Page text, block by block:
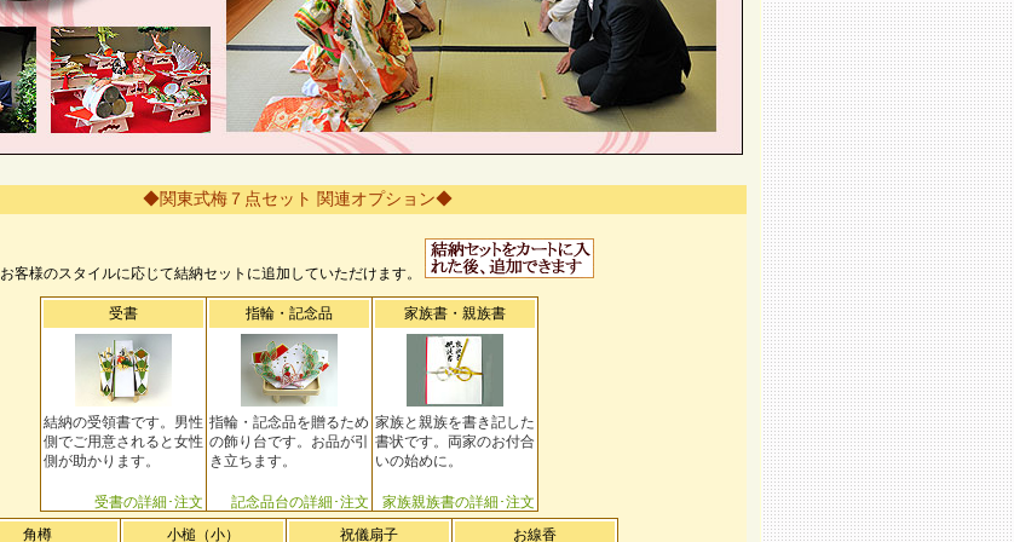
◆関東式梅７点セット 関連オプション◆
お客様のスタイルに応じて結納セットに追加していただけます。
受書
結納の受領書です。男性
側でご用意されると女性
側が助かります。
受書の詳細･注文
指輪・記念品
指輪・記念品を贈るため
の飾り台です。お品が引
き立ちます。
記念品台の詳細･注文
家族書・親族書
家族と親族を書き記した
書状です。両家のお付合
いの始めに。
家族親族書の詳細･注文
角樽
小槌（小） 祝儀扇子 お線香